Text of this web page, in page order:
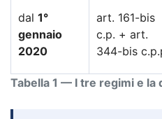
Tabella 1 — I tre regimi e la
dal 1°
gennaio
2020
art. 161-bis
c.p. + art.
344-bis